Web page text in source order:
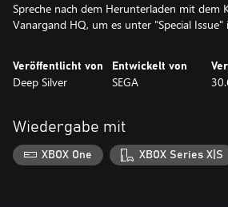
Spreche nach dem Herunterladen mit dem
Vanargand HQ, um es unter "Special
Veröffentlicht von
Deep Silver
Entwickelt von
SEGA
Wiedergabe mit
XBOX One XBOX Series X|S